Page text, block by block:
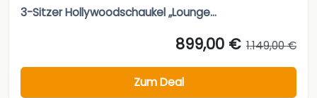
3-Sitzer Hollywoodschaukel „Lounge...
899,00 € 1.149,00 €
Zum Deal